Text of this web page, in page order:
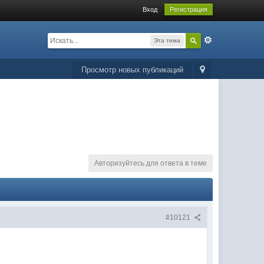
Вход Регистрация
Эта тема
Просмотр новых публикаций
Авторизуйтесь для ответа в теме
#10121